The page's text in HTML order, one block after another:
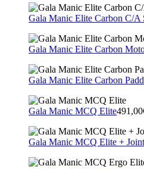
Gala Manic Elite Carbon C/A
Gala Manic Elite Carbon
Gala Manic Elite Carbon
Gala Manic MCQ Elite
Gala Manic MCQ Elite +